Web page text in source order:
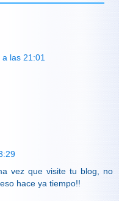
las 21:01
vez que visite tu blog, no
hace ya tiempo!!